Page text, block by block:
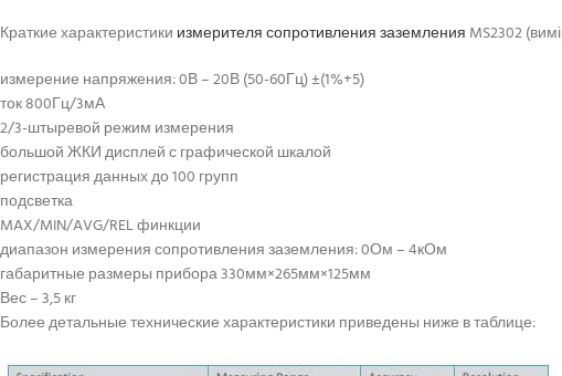
Краткие характеристики измерителя сопротивления заземления MS2302
измерение напряжения: 0В – 20В (50-60Гц) ±(1%+5)
ток 800Гц/3мА
2/3-штыревой режим измерения
большой ЖКИ дисплей с графической шкалой
регистрация данных до 100 групп
подсветка
MAX/MIN/AVG/REL финкции
диапазон измерения сопротивления заземления: 0Ом – 4кОм
габаритные размеры прибора 330мм×265мм×125мм
Вес – 3,5 кг
Более детальные технические характеристики приведены ниже в таблице: